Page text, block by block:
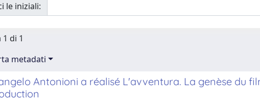
le iniziali:
di 1
metadati
Antonioni a réalisé L'avventura. La genèse du